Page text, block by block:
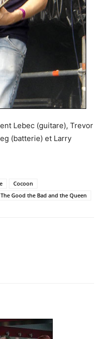
Lebec (guitare), Trevor
(batterie) et Larry
Cocoon
The Good the Bad and the Queen